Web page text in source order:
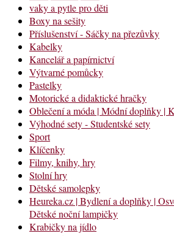
vaky a pytle pro děti
Boxy na sešity
Příslušenství - Sáčky na přezůvky
Kabelky
Kancelář a papírnictví
Výtvarné pomůcky
Pastelky
Motorické a didaktické hračky
Oblečení a móda | Módní doplňky |
Výhodné sety - Studentské sety
Sport
Klíčenky
Filmy, knihy, hry
Stolní hry
Dětské samolepky
Heureka.cz | Bydlení a doplňky |
Dětské noční lampičky
Krabičky na jídlo